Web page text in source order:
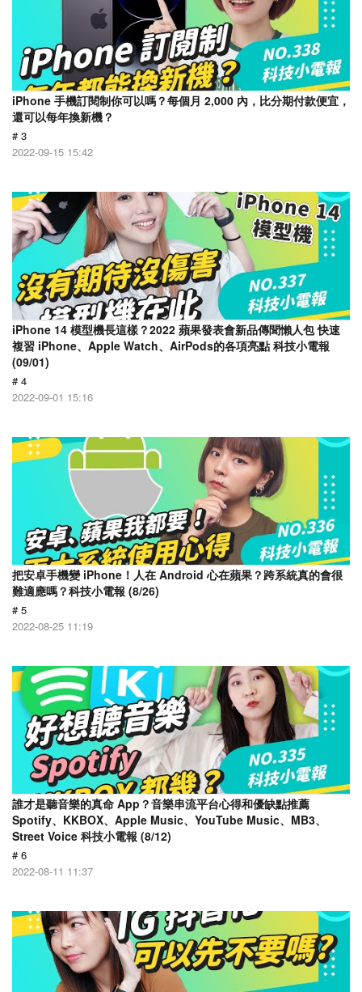
iPhone 手機訂閱制你可以嗎？每個月 2,000 內，比分期付款便宜，
還可以每年換新機？
# 3
2022-09-15 15:42
iPhone 14 模型機長這樣？2022 蘋果發表會新品傳聞懶人包 快速
複習 iPhone、Apple Watch、AirPods的各項亮點 科技小電報
(09/01)
# 4
2022-09-01 15:16
把安卓手機變 iPhone！人在 Android 心在蘋果？跨系統真的會很
難適應嗎？科技小電報 (8/26)
# 5
2022-08-25 11:19
誰才是聽音樂的真命 App？音樂串流平台心得和優缺點推薦
Spotify、KKBOX、Apple Music、YouTube Music、MB3、
Street Voice 科技小電報 (8/12)
# 6
2022-08-11 11:37